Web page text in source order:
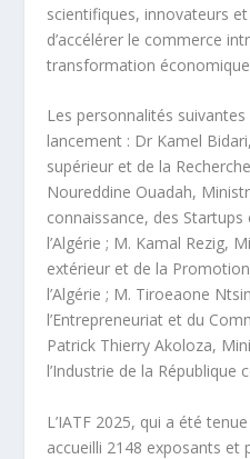
scientifiques, innovateurs
d’accélérer le commerce
transformation
Les personnalités
lancement : Dr Kamel
supérieur et de la
Noureddine Ouadah,
connaissance, des
l’Algérie ; M. Kamal Rezig,
extérieur et de la
l’Algérie ; M. Tiroeaone
l’Entrepreneuriat et du
Patrick Thierry Akoloza,
l’Industrie de la République
L’IATF 2025, qui a été
accueilli 2148 exposants et